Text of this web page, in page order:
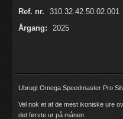
Ref. nr.
310.32.42.50.02.001
Årgang:
2025
Ubrugt Omega Speedmaster Pro
Vel nok et af de mest ikoniske ure
det første ur på månen.